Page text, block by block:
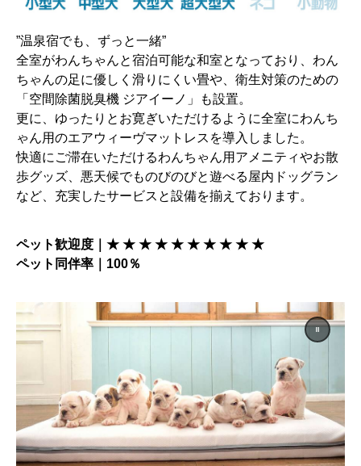
”温泉宿でも、ずっと一緒”
全室がわんちゃんと宿泊可能な和室となっており、わん
ちゃんの足に優しく滑りにくい畳や、衛生対策のための
「空間除菌脱臭機 ジアイーノ」も設置。
更に、ゆったりとお寛ぎいただけるように全室にわんち
ゃん用のエアウィーヴマットレスを導入しました。
快適にご滞在いただけるわんちゃん用アメニティやお散
歩グッズ、悪天候でものびのびと遊べる屋内ドッグラン
など、充実したサービスと設備を揃えております。
ペット歓迎度｜★ ★ ★ ★ ★ ★ ★ ★ ★ ★
ペット同伴率｜100％